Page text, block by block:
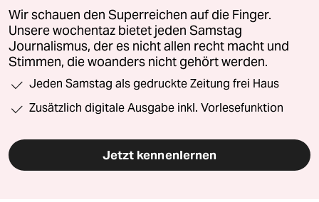
Wir schauen den Superreichen auf die Finger.
Unsere wochentaz bietet jeden Samstag
Journalismus, der es nicht allen recht macht und
Stimmen, die woanders nicht gehört werden.
Jeden Samstag als gedruckte Zeitung frei Haus
Zusätzlich digitale Ausgabe inkl. Vorlesefunktion
Jetzt kennenlernen